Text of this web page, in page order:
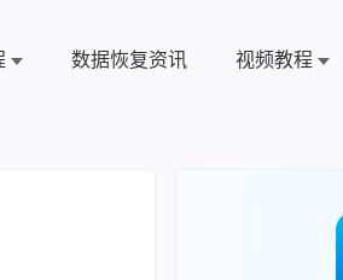
数据恢复资讯 视频教程